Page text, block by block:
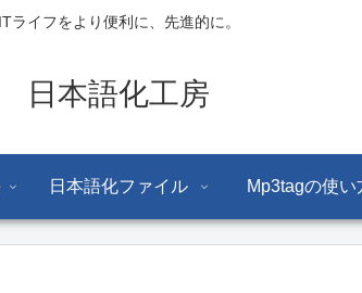
ITライフをより便利に、先進的に。
日本語化工房
日本語化ファイル Mp3tagの使い